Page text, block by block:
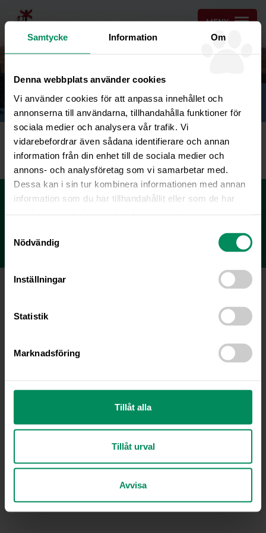
Samtycke Information Om
Denna webbplats använder cookies
Vi använder cookies för att anpassa innehållet och
annonserna till användarna, tillhandahålla funktioner för
sociala medier och analysera vår trafik. Vi
vidarebefordrar även sådana identifierare och annan
information från din enhet till de sociala medier och
annons- och analysföretag som vi samarbetar med.
Dessa kan i sin tur kombinera informationen med annan
information som du har tillhandahållit eller som de har
Nödvändig
Inställningar
Statistik
Marknadsföring
Tillåt alla
Tillåt urval
Avvisa
MENY
KONTAKT & BOKNING
image
Fjällveterinären - Tryggheten för Dig och Ditt
Copyright © 2021 Fjällveterinären AB |